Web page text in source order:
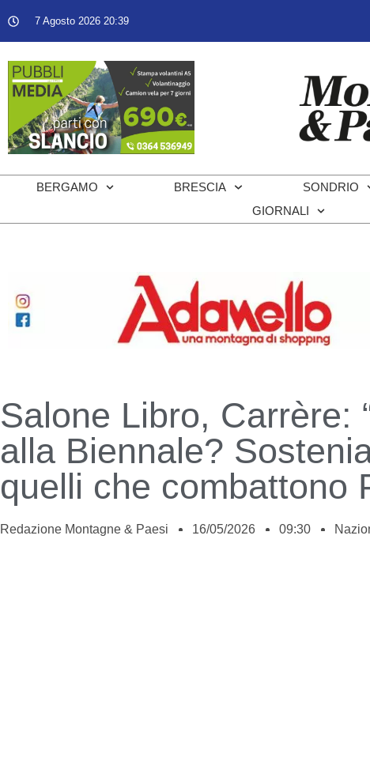
7 Agosto 2026 20:39
BERGAMO BRESCIA SONDRIO
GIORNALI
Salone Libro, Carrère:
alla Biennale?
quelli che combattono
Redazione Montagne & Paesi 16/05/2026 09:30